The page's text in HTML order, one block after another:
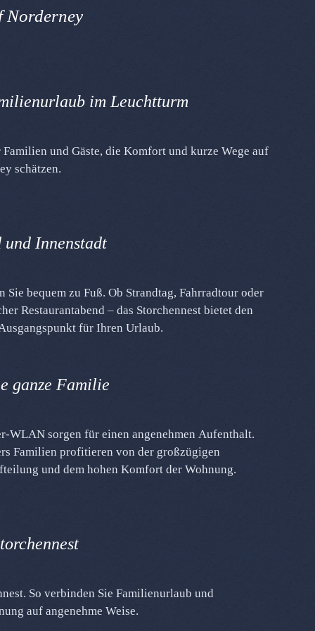
Norderney
im Leuchtturm
und Gäste, die Komfort und kurze Wege auf
schätzen.
und Innenstadt
für Ihren Urlaub.
ganze Familie
und dem hohen Komfort der Wohnung.
auf angenehme Weise.